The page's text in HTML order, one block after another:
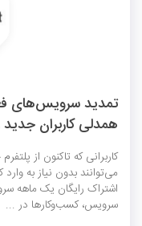
تمدید سرویس‌های
همدلی کاربران
کاربرانی که تاکنون از
می‌توانند بدون نیاز به
اشتراک رایگان یک ماهه
سرویس، کسب‌وکارها در ...